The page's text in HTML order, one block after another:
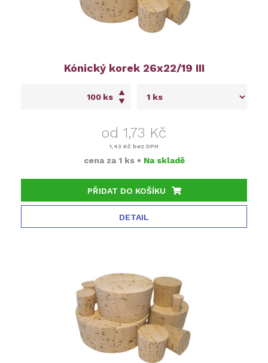
Kónický korek 26x22/19 III
ks
od 1,73 Kč
1,43 Kč bez DPH
cena za 1 ks • Na skladě
PŘIDAT DO KOŠÍKU
DETAIL